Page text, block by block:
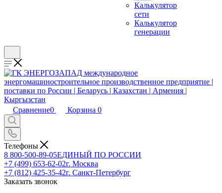
Калькулятор
сети
Калькулятор
генерации
Сравнение0 Корзина 0
Телефоны
8 800-500-89-05ЕДИНЫЙ ПО РОССИИ
+7 (499) 653-62-02г. Москва
+7 (812) 425-35-42г. Санкт-Петербург
Заказать звонок